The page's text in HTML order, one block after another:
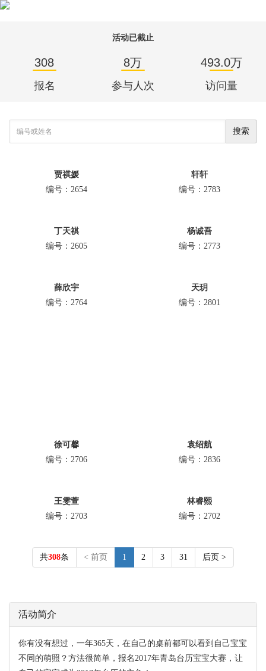
活动已截止
308
报名
8万
参与人次
493.0万
访问量
搜索
贾祺媛
编号：2654
轩轩
编号：2783
丁天祺
编号：2605
杨诚吾
编号：2773
薛欣宇
编号：2764
天玥
编号：2801
徐可馨
编号：2706
袁绍航
编号：2836
王雯萱
编号：2703
林睿熙
编号：2702
共308条 < 前页 1 2 3 31 后页 >
活动简介
你有没有想过，一年365天，在自己的桌前都可以看到自己宝宝
不同的萌照？方法很简单，报名2017年青岛台历宝宝大赛，让